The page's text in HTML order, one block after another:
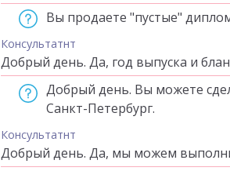
Вы продаете "пустые"
Консультатнт
Добрый день. Да, год выпуска и
Добрый день. Вы можете
Санкт-Петербург.
Консультатнт
Добрый день. Да, мы можем